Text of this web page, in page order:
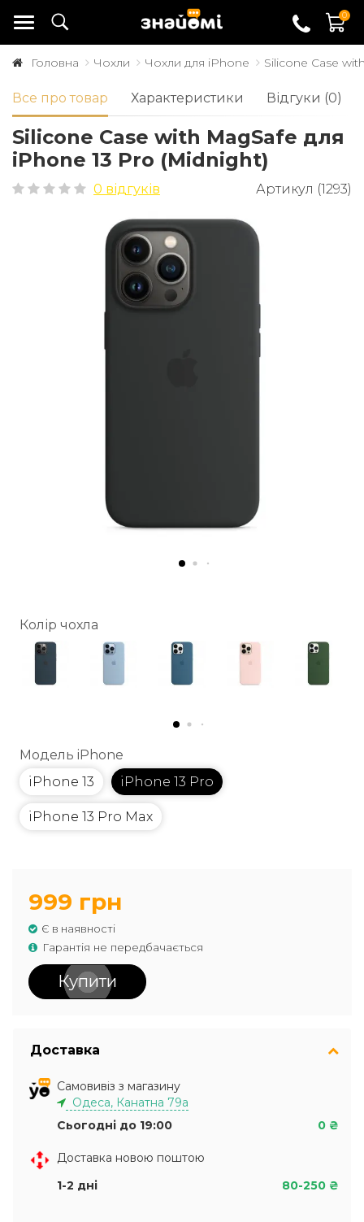
0
Головна Чохли Чохли для iPhone Silicone Case
Все про товар Характеристики Відгуки (0)
Silicone Case with MagSafe для
iPhone 13 Pro (Midnight)
0 відгуків Артикул (1293)
Колір чохла
Модель iPhone
iPhone 13
iPhone 13 Pro
iPhone 13 Pro Max
999 грн
Є в наявності
Гарантія не передбачається
Купити
Доставка
Самовивіз з магазину
Одеса, Канатна 79а
Сьогодні до 19:00
0 ₴
Доставка новою поштою
1-2 дні
80-250 ₴